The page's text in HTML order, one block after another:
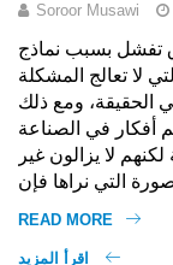
Soroor Musawi
تفشل بسبب نماذج
لا تعالج المشكلة
الحقيقة، ومع ذلك
أفكار في الصناعة
لا يزالون غير
READ MORE